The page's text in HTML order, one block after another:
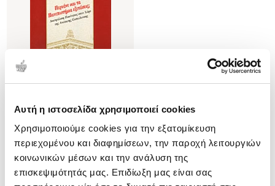
Αυτή η ιστοσελίδα χρησιμοποιεί cookies
Χρησιμοποιούμε cookies για την εξατομίκευση
περιεχομένου και διαφημίσεων, την παροχή λειτουργιών
κοινωνικών μέσων και την ανάλυση της
επισκεψιμότητάς μας. Επιδίωξη μας είναι σας
(0)
ΠΕΡΝΑΝΕ ΚΑΙ ΤΑ
ΠΑΝΕΠΙΣΤΗΜΙΑ ΕΞΕΤΑΣΕΙΣ;
ΔΙΑΣΦΑΛΙΣΗ ΠΟΙΟΤΗΤΑΣ ΣΤΟΝ
ΕΥΡΩΠΑΙΚΟ ΧΩΡΟ ΤΗΣ
ΑΝΩΤΑΤΗΣ ΕΚΠΑΙΔΕΥΣΗΣ
ΡΗΓΑΤΟΥ ΝΤΙΝΑ
Κωδ. Πολιτείας:0591-0040